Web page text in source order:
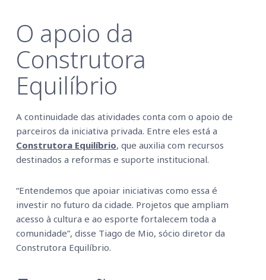
O apoio da
Construtora
Equilíbrio
A continuidade das atividades conta com o apoio de
parceiros da iniciativa privada. Entre eles está a
Construtora Equilíbrio, que auxilia com recursos
destinados a reformas e suporte institucional.
“Entendemos que apoiar iniciativas como essa é
investir no futuro da cidade. Projetos que ampliam
acesso à cultura e ao esporte fortalecem toda a
comunidade”, disse Tiago de Mio, sócio diretor da
Construtora Equilíbrio.